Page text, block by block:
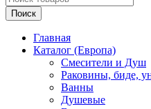
бумаги
Gessi
20849#726
цвет-
brushed
Поиск
Главная
Каталог (Европа)
Смесители и Душ
Раковины, биде,
Ванны
Душевые